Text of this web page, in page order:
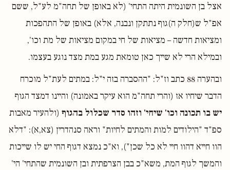
אצל בן השונמית היתה התחי' (לא באופן של תחה"מ לע"ל, ששם
אפ"ל ש(חלק ה)גוף נתתקן ונבנה, אלא) באופן של התהפכות
ומציאות חדשה – מציאות של חי במקום מציאות של מת וכו',
ובמילא הרי לא שייך כאן טומאת מגע במת מצד נוגע בעצמו.
ובהערה 88 כתב וז"ל: "ההסברה בזה י"ל: במתים לעת"ל מוכרח
הדבר שיחיו אז (והרי תחה"מ הוא עיקר באמונה) והיינו דמצד הגוף
יש בו תכונה וכו' שיחי' וזהו סדר שכלול בהגוף (ולהעיר מאבות
ספ"ד "הילודים למות והמתים לחיות" וראה סנהדרין (צא,א): "דלא
הוו חייא דהוו חיי לא כל שכן"), וא"כ נמצא דגוף החי יש לו שייכות
והמשך לגוף המת, משא"כ בבן הצרפתית ובן השונמית שהתחי' הי'